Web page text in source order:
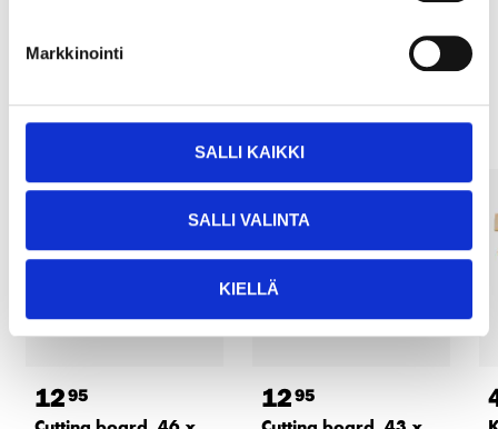
Markkinointi
SALLI KAIKKI
SALLI VALINTA
KIELLÄ
Other customers also bought
1295 1295